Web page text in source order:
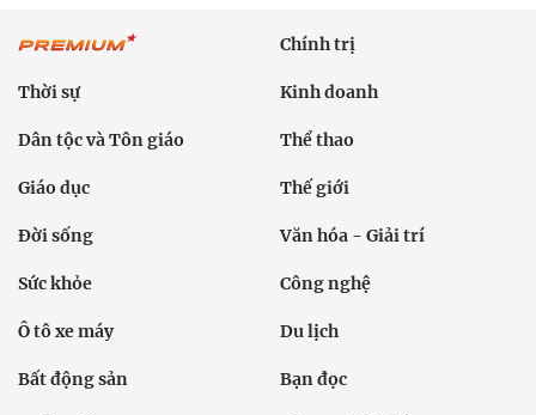
Chính trị
Thời sự Kinh doanh
Dân tộc và Tôn giáo Thể thao
Giáo dục Thế giới
Đời sống Văn hóa - Giải trí
Sức khỏe Công nghệ
Ô tô xe máy Du lịch
Bất động sản Bạn đọc